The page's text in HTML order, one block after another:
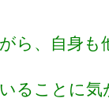
ら、自身も
ることに気